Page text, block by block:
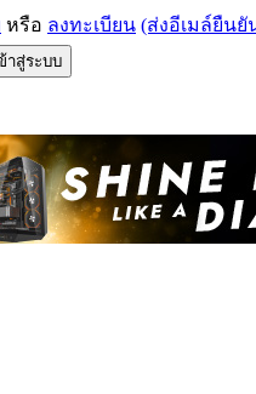
หรือ ลงทะเบียน (ส่งอีเมล์ยืนยั